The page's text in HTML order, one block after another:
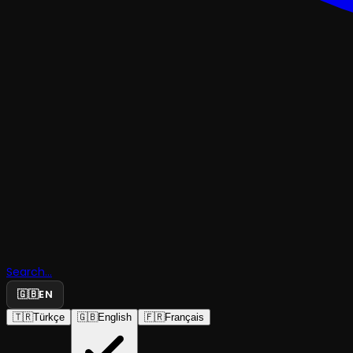
Search...
🇬🇧EN
🇹🇷Türkçe 🇬🇧English 🇫🇷Français
Yollarda